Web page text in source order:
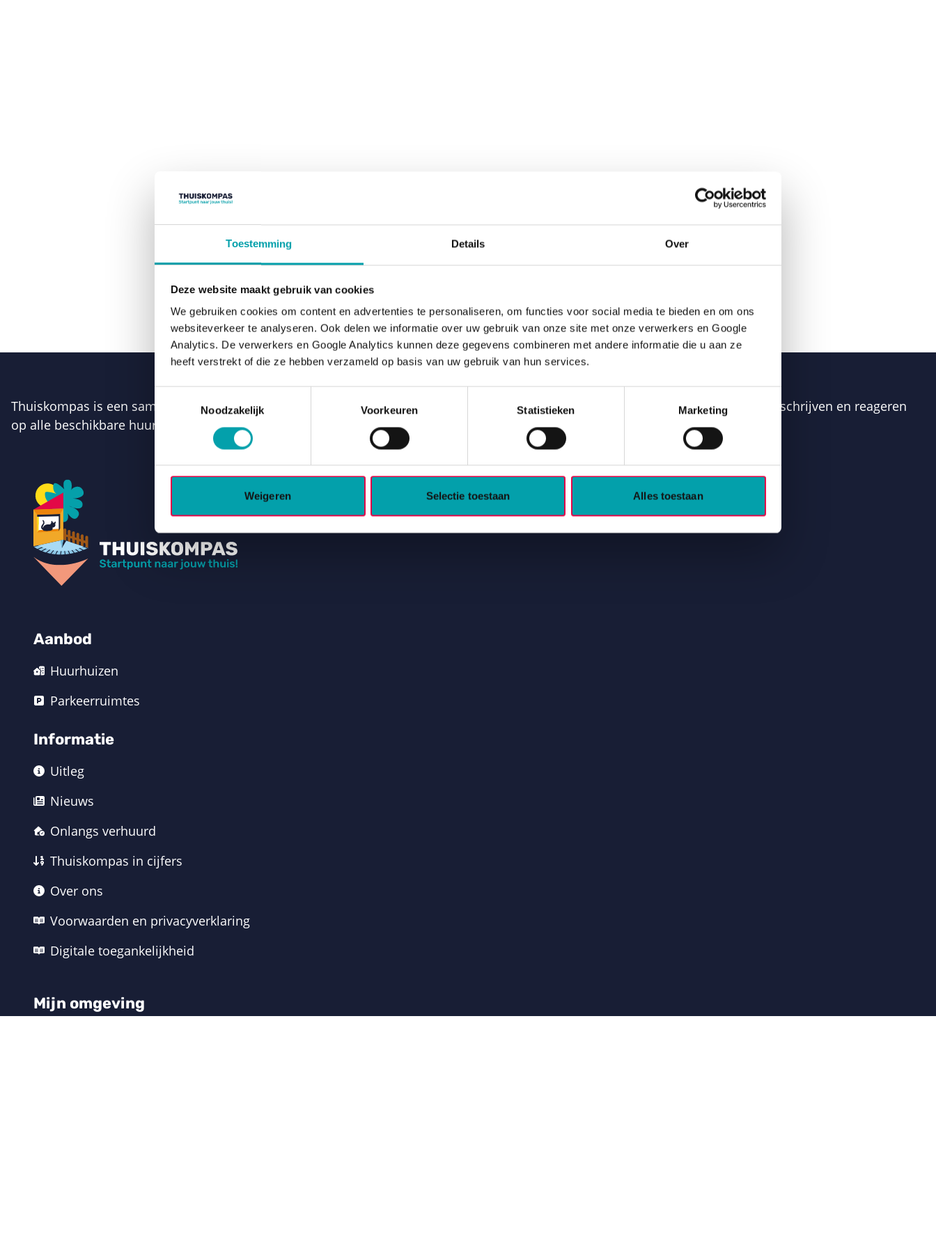
Toestemming Details Over
Deze website maakt gebruik van cookies
We gebruiken cookies om content en advertenties te personaliseren, om functies voor social media te bieden en om ons
websiteverkeer te analyseren. Ook delen we informatie over uw gebruik van onze site met onze verwerkers en Google
Analytics. De verwerkers en Google Analytics kunnen deze gegevens combineren met andere informatie die u aan ze
heeft verstrekt of die ze hebben verzameld op basis van uw gebruik van hun services.
Noodzakelijk
Voorkeuren Statistieken Marketing
Weigeren Selectie toestaan Alles toestaan
Thuiskompas is een samenwerkingsverband van de 9 Drentse woningcorporaties en hun 11 huurdersorganisaties. Je kunt je hier inschrijven en reageren
op alle beschikbare huurhuizen van de Drentse woningcorporaties.
Aanbod
Huurhuizen
Parkeerruimtes
Informatie
Uitleg
Nieuws
Onlangs verhuurd
Thuiskompas in cijfers
Over ons
Voorwaarden en privacyverklaring
Digitale toegankelijkheid
Mijn omgeving